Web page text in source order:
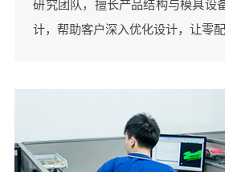
研究团队，擅长产品结构与模具设
计，帮助客户深入优化设计，让零配